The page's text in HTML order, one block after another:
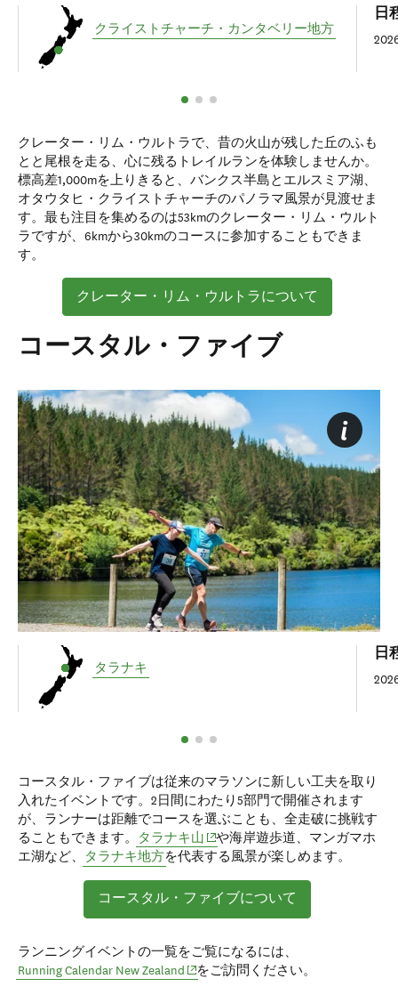
クライストチャーチ・カンタベリー地方
日
クレーター・リム・ウルトラで、昔の火山が残した丘のふも
とと尾根を走る、心に残るトレイルランを体験しませんか。
標高差1,000mを上りきると、バンクス半島とエルスミア湖、
オタウタヒ・クライストチャーチのパノラマ風景が見渡せま
す。最も注目を集めるのは53kmのクレーター・リム・ウルト
ラですが、6kmから30kmのコースに参加することもできま
す。
クレーター・リム・ウルトラについて
コースタル・ファイブ
タラナキ
日
コースタル・ファイブは従来のマラソンに新しい工夫を取り
入れたイベントです。2日間にわたり5部門で開催されます
が、ランナーは距離でコースを選ぶことも、全走破に挑戦す
ることもできます。
タラナキ山 (opens in new window)
や海岸遊歩道、マンガマホ
エ湖など、
タラナキ地方を代表する風景が楽しめます。
コースタル・ファイブについて
ランニングイベントの一覧をご覧になるには、
Running Calendar New Zealand (opens in new window)
をご訪問ください。